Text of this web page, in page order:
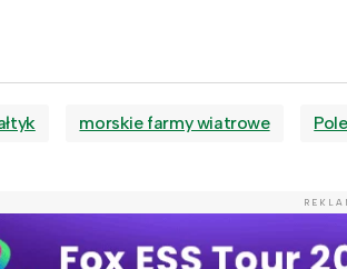
morskie farmy wiatrowe